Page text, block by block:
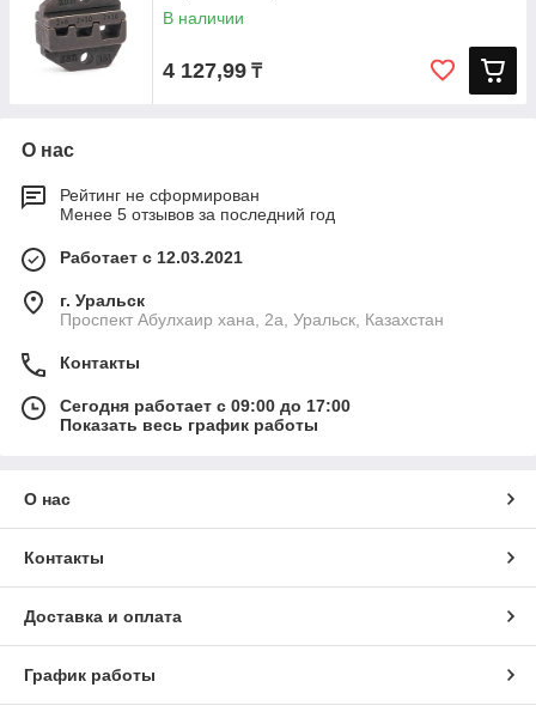
В наличии
4 127,99 ₸
О нас
Рейтинг не сформирован
Менее 5 отзывов за последний год
Работает с 12.03.2021
г. Уральск
Проспект Абулхаир хана, 2а, Уральск, Казахстан
Контакты
Сегодня работает с 09:00 до 17:00
Показать весь график работы
О нас
Контакты
Доставка и оплата
График работы